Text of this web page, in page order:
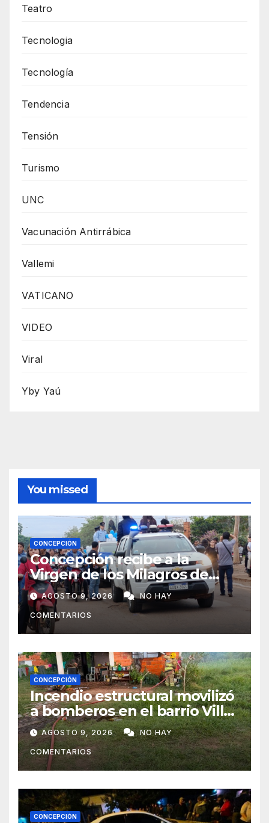
Teatro
Tecnologia
Tecnología
Tendencia
Tensión
Turismo
UNC
Vacunación Antirrábica
Vallemi
VATICANO
VIDEO
Viral
Yby Yaú
You missed
CONCEPCIÓN
Concepción recibe a la
Virgen de los Milagros de
Caacupé
AGOSTO 9, 2026 NO HAY
COMENTARIOS
CONCEPCIÓN
Incendio estructural movilizó
a bomberos en el barrio Villa
Alta
AGOSTO 9, 2026 NO HAY
COMENTARIOS
CONCEPCIÓN